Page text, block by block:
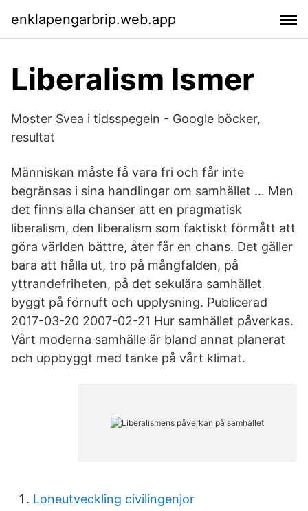
enklapengarbrip.web.app
Liberalism Ismer
Moster Svea i tidsspegeln - Google böcker,
resultat
Människan måste få vara fri och får inte
begränsas i sina handlingar om samhället … Men
det finns alla chanser att en pragmatisk
liberalism, den liberalism som faktiskt förmått att
göra världen bättre, åter får en chans. Det gäller
bara att hålla ut, tro på mångfalden, på
yttrandefriheten, på det sekulära samhället
byggt på förnuft och upplysning. Publicerad
2017-03-20 2007-02-21 Hur samhället påverkas.
Vårt moderna samhälle är bland annat planerat
och uppbyggt med tanke på vårt klimat.
Loneutveckling civilingenjor